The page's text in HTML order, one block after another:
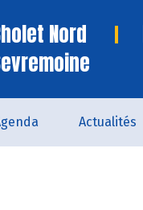
Nord
Actualités